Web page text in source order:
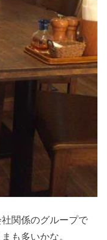
関係のグループで
も多いかな。